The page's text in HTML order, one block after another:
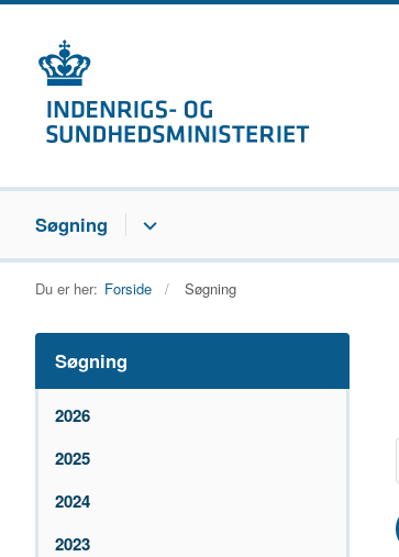
Søgning
Du er her: Forside Søgning
Søgning
2026
2025
2024
2023